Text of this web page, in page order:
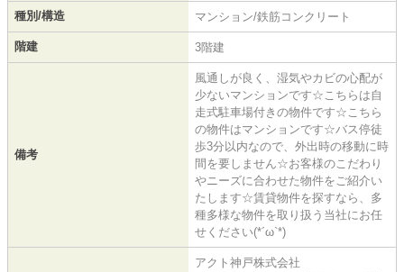
種別/構造 マンション/鉄筋コンクリート
階建 3階建
備考
風通しが良く、湿気やカビの心配が
少ないマンションです☆こちらは自
走式駐車場付きの物件です☆こちら
の物件はマンションです☆バス停徒
歩3分以内なので、外出時の移動に時
間を要しません☆お客様のこだわり
やニーズに合わせた物件をご紹介い
たします☆賃貸物件を探すなら、多
種多様な物件を取り扱う当社にお任
せください(*´ω`*)
アクト神戸株式会社